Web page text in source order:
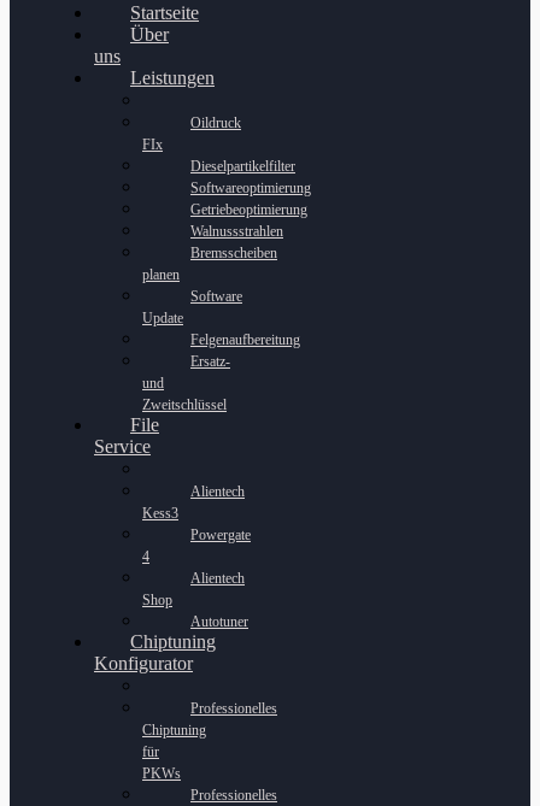
Startseite
Über
uns
Leistungen
Oildruck
FIx
Dieselpartikelfilter
Softwareoptimierung
Getriebeoptimierung
Walnussstrahlen
Bremsscheiben
planen
Software
Update
Felgenaufbereitung
Ersatz-
und
Zweitschlüssel
File
Service
Alientech
Kess3
Powergate
4
Alientech
Shop
Autotuner
Chiptuning
Konfigurator
Professionelles
Chiptuning
für
PKWs
Professionelles